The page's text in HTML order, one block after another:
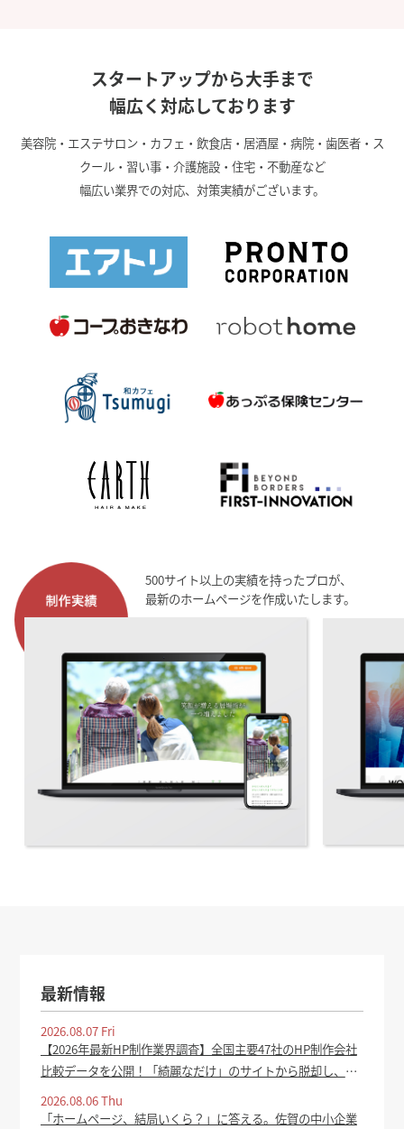
スタートアップから大手まで
幅広く対応しております
美容院・エステサロン・カフェ・飲食店・居酒屋・病院・歯医者・ス
クール・習い事・介護施設・住宅・不動産など
幅広い業界での対応、対策実績がございます。
500サイト以上の実績を持ったプロが、
最新のホームページを作成いたします。
最新情報
2026.08.07 Fri
【2026年最新HP制作業界調査】全国主要47社のHP制作会社
比較データを公開！「綺麗なだけ」のサイトから脱却し、集
客成果を生むホームページの共通点を分析 - prtimes.jp
2026.08.06 Thu
「ホームページ、結局いくら？」に答える。佐賀の中小企業